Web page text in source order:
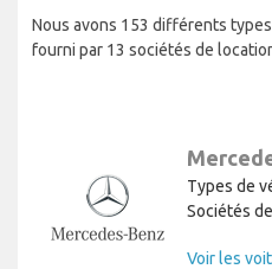
Nous avons 153 différents
fourni par 13 sociétés de
Types de
Sociétés
Voir les